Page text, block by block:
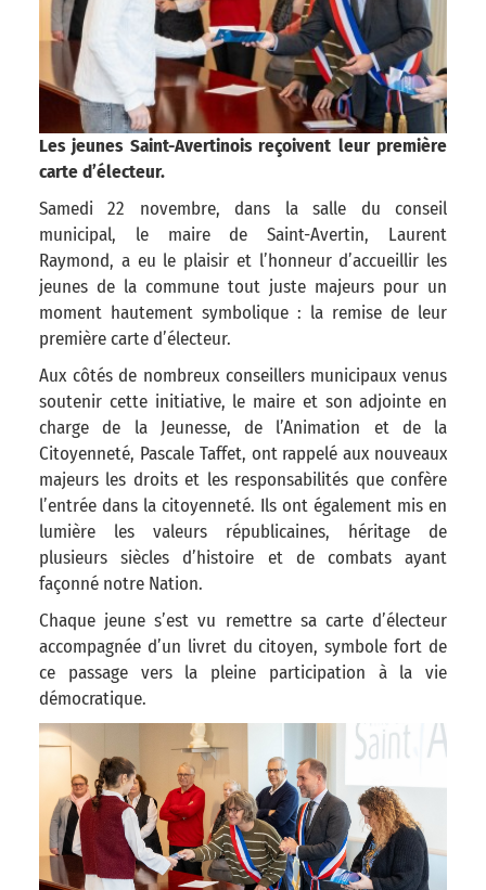
Les jeunes Saint-Avertinois reçoivent leur première
carte d’électeur.
Samedi 22 novembre, dans la salle du conseil
municipal, le maire de Saint-Avertin, Laurent
Raymond, a eu le plaisir et l’honneur d’accueillir les
jeunes de la commune tout juste majeurs pour un
moment hautement symbolique : la remise de leur
première carte d’électeur.
Aux côtés de nombreux conseillers municipaux venus
soutenir cette initiative, le maire et son adjointe en
charge de la Jeunesse, de l’Animation et de la
Citoyenneté, Pascale Taffet, ont rappelé aux nouveaux
majeurs les droits et les responsabilités que confère
l’entrée dans la citoyenneté. Ils ont également mis en
lumière les valeurs républicaines, héritage de
plusieurs siècles d’histoire et de combats ayant
façonné notre Nation.
Chaque jeune s’est vu remettre sa carte d’électeur
accompagnée d’un livret du citoyen, symbole fort de
ce passage vers la pleine participation à la vie
démocratique.